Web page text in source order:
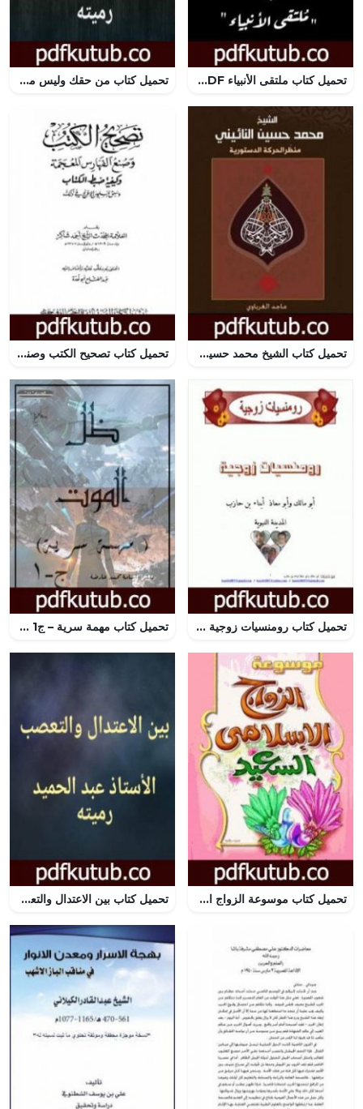
تحميل كتاب ملتقى الأنبياء PDF تأليف تغريد القدسي مجانا [كامل] تحميل كتاب من حقك وليس من حقك PDF تأليف عبد الحميد رميته مجانا [كامل]
تحميل كتاب الشيخ محمد حسين النائيني – منظّر الحركة الدستورية PDF تأليف ماجد الغرباوي مجانا [كامل] تحميل كتاب تصحيح الكتب وصنع الفهارس المعجمة وكيفية ضبط الكتاب وسبق المسلمين الإفرنج في ذلك PDF تأليف أحمد محمد شاكر مجانا [كامل]
تحميل كتاب رومنسيات زوجية PDF تأليف أبو مالك وأبو معاذ مجانا [كامل] تحميل كتاب مهمة سرية – ج1 – ظل الموت PDF تأليف أسامة محمد عارضة مجانا [كامل]
تحميل كتاب موسوعة الزواج الإسلامى السعيد PDF تأليف محمود المصري أبو عمار مجانا [كامل] تحميل كتاب بين الاعتدال والتعصب PDF تأليف عبد الحميد رميته مجانا [كامل]